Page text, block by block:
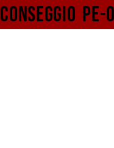
Conseggio pe-o